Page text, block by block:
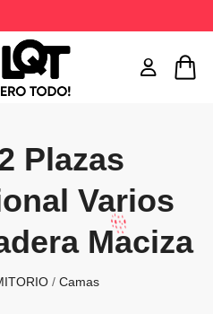
Plazas
Varios
Maciza
/ Camas